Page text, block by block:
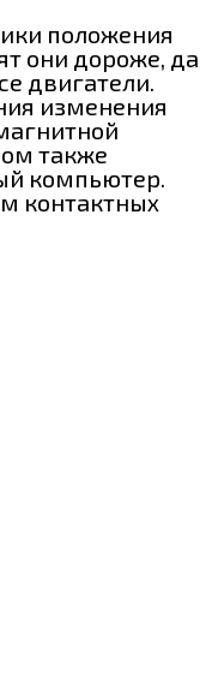
положения
они дороже, да
двигатели.
изменения
также
компьютер.
контактных